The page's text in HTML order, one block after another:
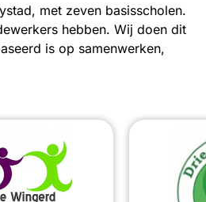
met zeven basisscholen.
hebben. Wij doen dit
is op samenwerken,